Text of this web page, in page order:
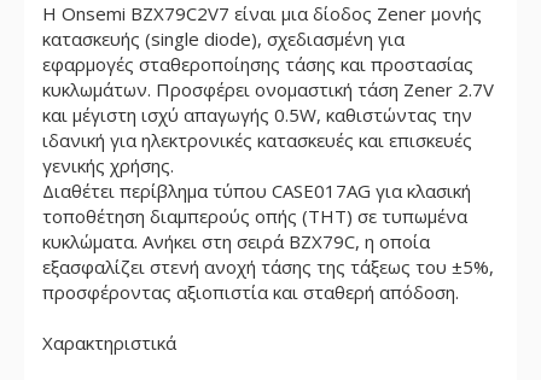
Η Onsemi BZX79C2V7 είναι μια δίοδος Zener μονής
κατασκευής (single diode), σχεδιασμένη για
εφαρμογές σταθεροποίησης τάσης και προστασίας
κυκλωμάτων. Προσφέρει ονομαστική τάση Zener 2.7V
και μέγιστη ισχύ απαγωγής 0.5W, καθιστώντας την
ιδανική για ηλεκτρονικές κατασκευές και επισκευές
γενικής χρήσης.
Διαθέτει περίβλημα τύπου CASE017AG για κλασική
τοποθέτηση διαμπερούς οπής (THT) σε τυπωμένα
κυκλώματα. Ανήκει στη σειρά BZX79C, η οποία
εξασφαλίζει στενή ανοχή τάσης της τάξεως του ±5%,
προσφέροντας αξιοπιστία και σταθερή απόδοση.
Χαρακτηριστικά